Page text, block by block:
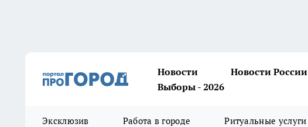
Новости Новости России
Выборы - 2026
Эксклюзив Работа в городе Ритуальные услуги